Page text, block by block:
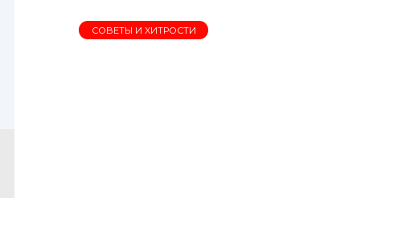
СОВЕТЫ И ХИТРОСТИ